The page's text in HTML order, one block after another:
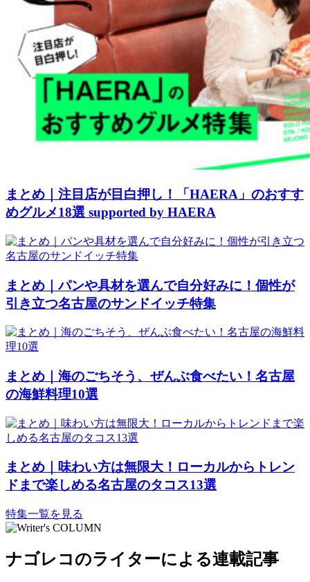
まとめ｜注目店が目白押し！「HAERA」のおすす
めグルメ18選 supported by HAERA
まとめ｜パンや具材を選んで自分好みに！個性が
引き立つ名古屋のサンドイッチ特集
まとめ｜海のごちそう、ぜんぶ食べたい！名古屋
の海鮮料理10選
まとめ｜味わい方は無限大！ローカルからトレン
ドまで楽しめる名古屋のタコス13選
特集一覧を見る
ナゴレコのライターによる連載記事